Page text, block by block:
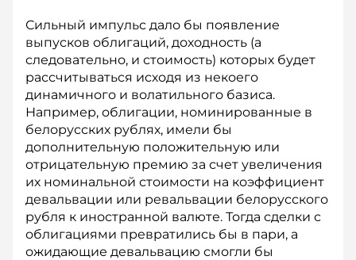
Сильный импульс дало бы появление
выпусков облигаций, доходность (а
следовательно, и стоимость) которых будет
рас­считываться исходя из некоего
динамичного и волатильного базиса.
Например, облигации, номинированные в
белорусских рублях, имели бы
дополнительную положительную или
отрицательную премию за счет увеличения
их номинальной стоимости на коэффициент
девальвации или ревальвации белорусского
рубля к иностранной валюте. Тогда сделки с
облигациями превратились бы в пари, а
ожидающие девальвацию смогли бы